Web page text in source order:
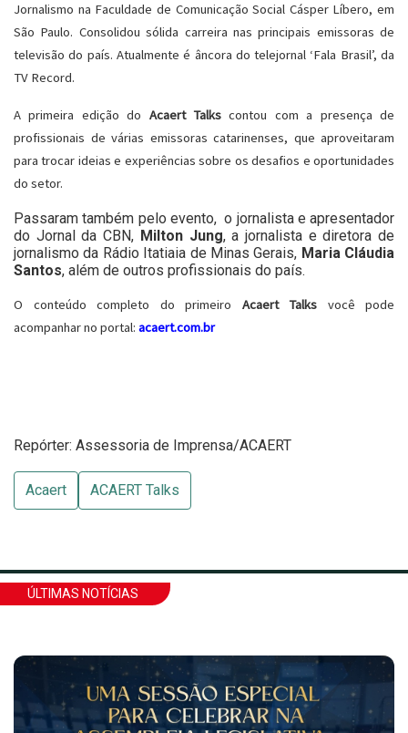
Jornalismo na Faculdade de Comunicação Social Cásper Líbero, em
São Paulo. Consolidou sólida carreira nas principais emissoras de
televisão do país. Atualmente é âncora do telejornal ‘Fala Brasil’, da
TV Record.
A primeira edição do Acaert Talks contou com a presença de
profissionais de várias emissoras catarinenses, que aproveitaram
para trocar ideias e experiências sobre os desafios e oportunidades
do setor.
Passaram também pelo evento, o jornalista e apresentador
do Jornal da CBN, Milton Jung, a jornalista e diretora de
jornalismo da Rádio Itatiaia de Minas Gerais, Maria Cláudia
Santos, além de outros profissionais do país.
O conteúdo completo do primeiro Acaert Talks você pode
acompanhar no portal: acaert.com.br
Repórter: Assessoria de Imprensa/ACAERT
Acaert ACAERT Talks
ÚLTIMAS NOTÍCIAS